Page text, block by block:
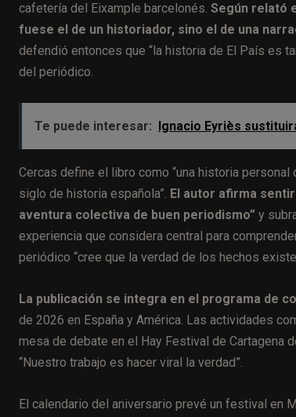
cafetería del Eixample barcelonés. Según relató
fuese el de un historiador, sino el de una
defendió entonces que “la historia de El País es
del periódico.
Te puede interesar: Ignacio Eyriès
Cercas define el libro como “una historia
siglo de historia española”. El autor afirma
aventura colectiva de buen periodismo” y
experiencia que considera central para
periódico “cree que la verdad de los hechos
La publicación se integra en el programa de
de 2026 en España y América. Las actividades
mesa de debate en el Hay Festival de Cartagena
“Nuestro trabajo es hacer viral la verdad”.
El calendario del aniversario prevé un festival en